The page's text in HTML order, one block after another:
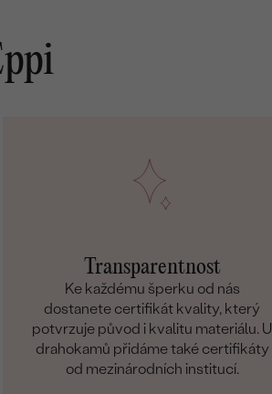
Transparentnost
Ke každému šperku od nás
dostanete certifikát kvality, který
potvrzuje původ i kvalitu materiálu. U
drahokamů přidáme také certifikáty
od mezinárodních institucí.